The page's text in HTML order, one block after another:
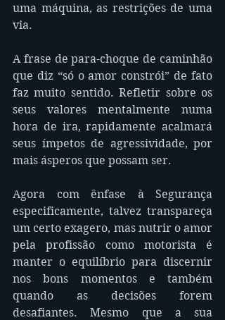
uma máquina, as restrições de uma
via.
A frase de para-choque de caminhão
que diz “só o amor constrói” de fato
faz muito sentido. Refletir sobre os
seus valores mentalmente numa
hora de ira, rapidamente acalmará
seus ímpetos de agressividade, por
mais ásperos que possam ser.
Agora com ênfase à Segurança
especificamente, talvez transpareça
um certo exagero, mas nutrir o amor
pela profissão como motorista é
manter o equilíbrio para discernir
nos bons momentos e também
quando as decisões forem
desafiantes. Mesmo que a sua